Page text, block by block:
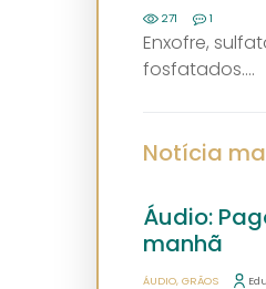
271
1
Enxofre,
fosfatados....
Notícia
Áudio:
manhã
ÁUDIO GRÃOS